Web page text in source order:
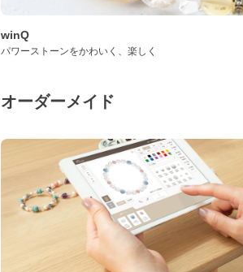
winQ
パワーストーンをかわいく、楽しく
オーダーメイド